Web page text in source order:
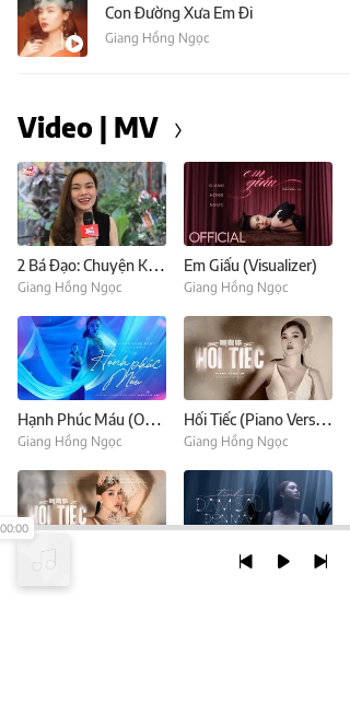
Con Đường Xưa Em Đi
Giang Hồng Ngọc
Video | MV
2 Bá Đạo: Chuyện Khó Tin Về Chuyện Rụng Sạch Tóc Của Giang Hồng Ngọc
Giang Hồng Ngọc
Em Giấu (Visualizer)
Giang Hồng Ngọc
Hạnh Phúc Máu (Original Soundtrack From "Hạnh Phúc Máu")
Giang Hồng Ngọc
Hối Tiếc (Piano Version)
Giang Hồng Ngọc
TÌNH ĐẬM SÂU ĐẾN MẤY
00:00